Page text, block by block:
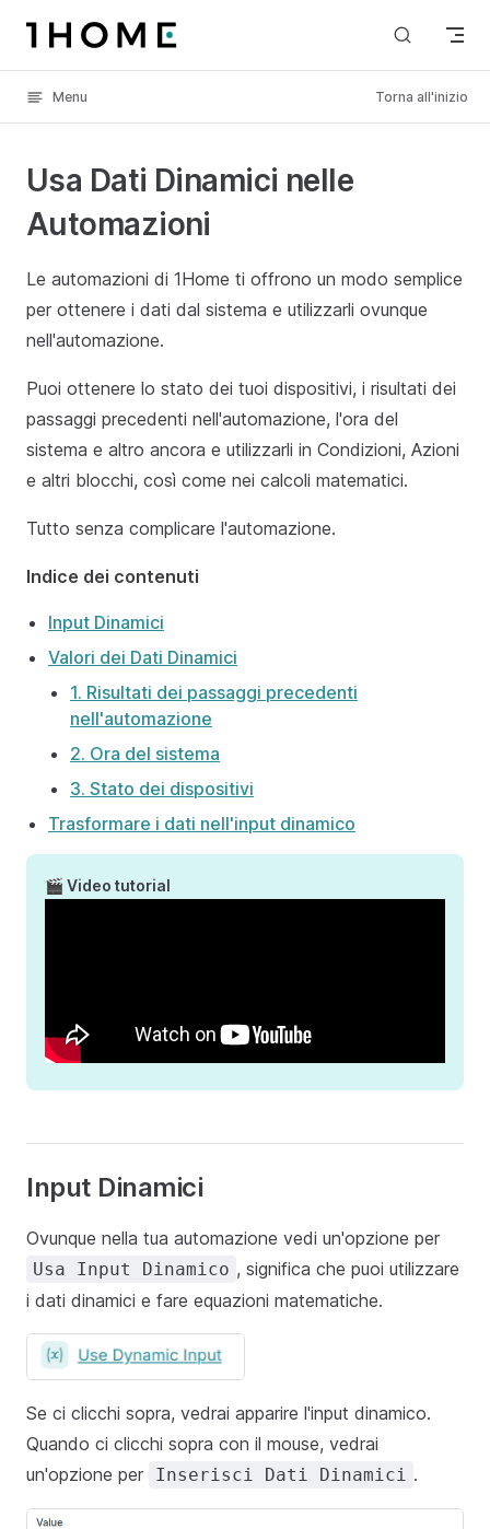
Skip to content
Menu Torna all'inizio
Usa Dati Dinamici nelle
Automazioni
Le automazioni di 1Home ti offrono un modo semplice
per ottenere i dati dal sistema e utilizzarli ovunque
nell'automazione.
Puoi ottenere lo stato dei tuoi dispositivi, i risultati dei
passaggi precedenti nell'automazione, l'ora del
sistema e altro ancora e utilizzarli in Condizioni, Azioni
e altri blocchi, così come nei calcoli matematici.
Tutto senza complicare l'automazione.
Indice dei contenuti
Input Dinamici
Valori dei Dati Dinamici
1. Risultati dei passaggi precedenti
nell'automazione
2. Ora del sistema
3. Stato dei dispositivi
Trasformare i dati nell'input dinamico
🎬 Video tutorial
Input Dinamici
Ovunque nella tua automazione vedi un'opzione per
Usa Input Dinamico , significa che puoi utilizzare
i dati dinamici e fare equazioni matematiche.
Se ci clicchi sopra, vedrai apparire l'input dinamico.
Quando ci clicchi sopra con il mouse, vedrai
un'opzione per
Inserisci Dati Dinamici .